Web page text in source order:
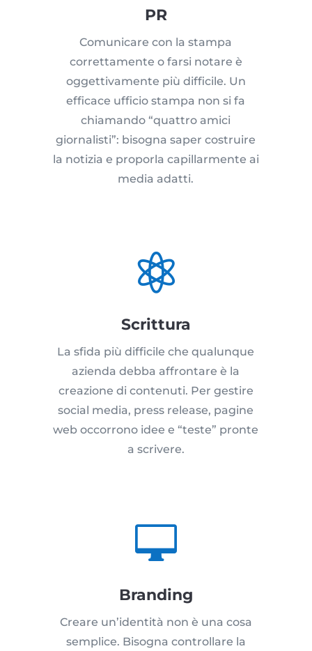
PR
Comunicare con la stampa
correttamente o farsi notare è
oggettivamente più difficile. Un
efficace ufficio stampa non si fa
chiamando “quattro amici
giornalisti”: bisogna saper costruire
la notizia e proporla capillarmente ai
media adatti.

Scrittura
La sfida più difficile che qualunque
azienda debba affrontare è la
creazione di contenuti. Per gestire
social media, press release, pagine
web occorrono idee e “teste” pronte
a scrivere.

Branding
Creare un’identità non è una cosa
semplice. Bisogna controllare la